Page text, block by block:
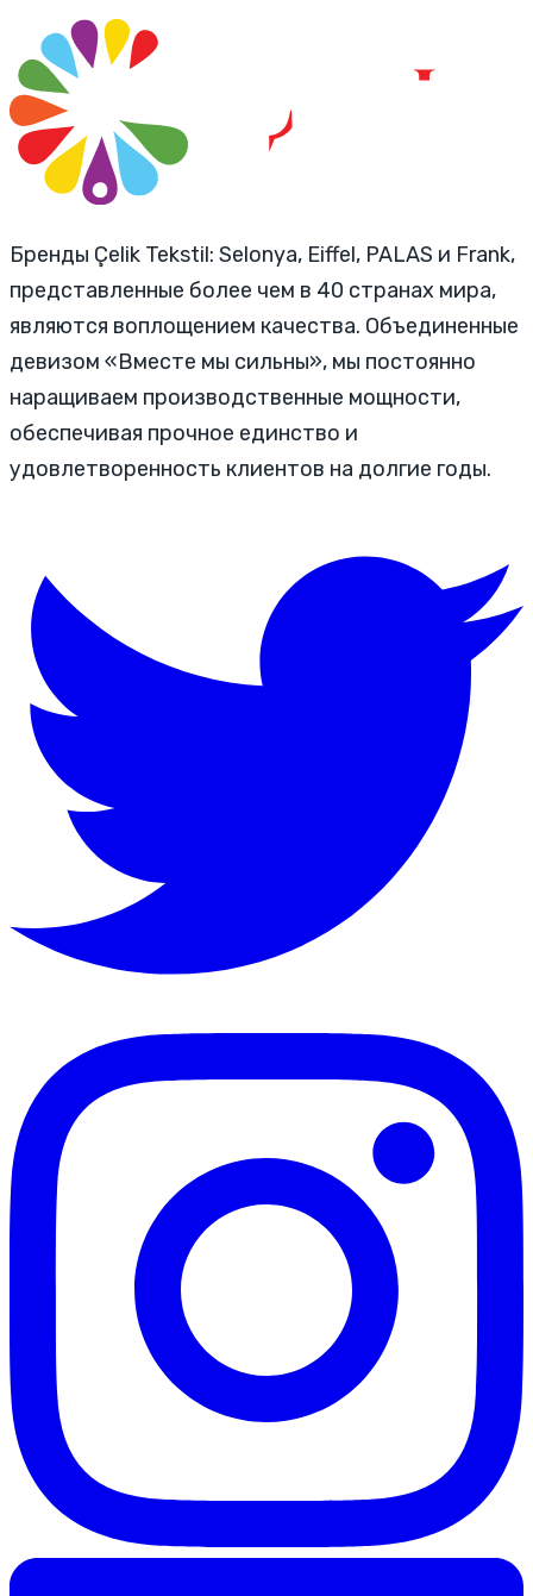
Бренды Çelik Tekstil: Selonya, Eiffel, PALAS и Frank,
представленные более чем в 40 странах мира,
являются воплощением качества. Объединенные
девизом «Вместе мы сильны», мы постоянно
наращиваем производственные мощности,
обеспечивая прочное единство и
удовлетворенность клиентов на долгие годы.